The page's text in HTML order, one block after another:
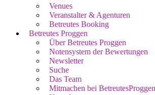
Venues
Veranstalter & Agenturen
Betreutes Booking
Betreutes Proggen
Über Betreutes Proggen
Notensystem der Bewertungen
Newsletter
Suche
Das Team
Mitmachen bei